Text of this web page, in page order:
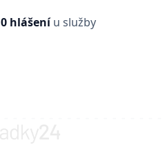
0 hlášeníu služby